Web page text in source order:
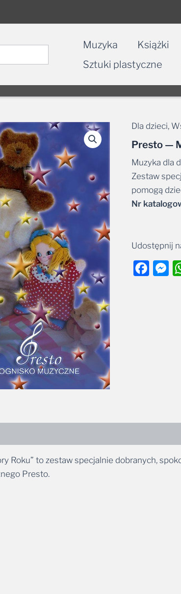
Muzyka Książki
Sztuki plastyczne
Dla dzieci,
Presto —
Muzyka dla
Zestaw
pomogą
Nr
Udostępnij
Roku” to zestaw specjalnie dobranych,
Presto.